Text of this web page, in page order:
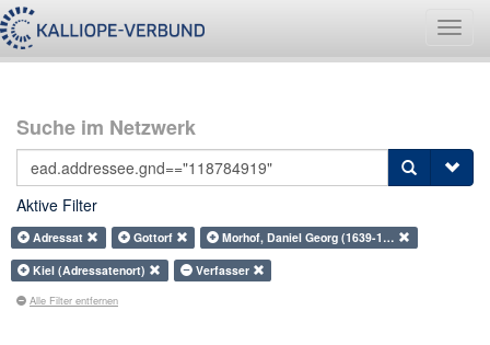
Suche im Netzwerk
Aktive Filter
Adressat Gottorf
Morhof, Daniel Georg (1639-1…
Kiel (Adressatenort)
Verfasser
Alle Filter entfernen